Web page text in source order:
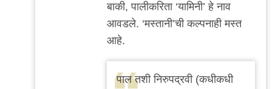
बाकी, पालीकरिता ‘यामिनी’ हे नाव
आवडले. ‘मस्तानी’ची कल्पनाही मस्त
आहे.
पाल तशी निरुपद्रवी (कधीकधी